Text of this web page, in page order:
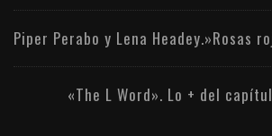
Piper Perabo y Lena Headey.»Rosas
«The L Word». Lo + del